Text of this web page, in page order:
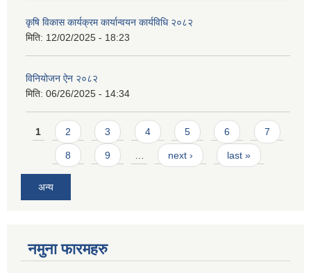
कृषि विकास कार्यक्रम कार्यान्वयन कार्यविधि २०८२
मिति: 12/02/2025 - 18:23
विनियोजन ऐन २०८२
मिति: 06/26/2025 - 14:34
Pages
1 2 3 4 5 6 7
8 9 next › last »
अन्य
नमुना फारमहरु